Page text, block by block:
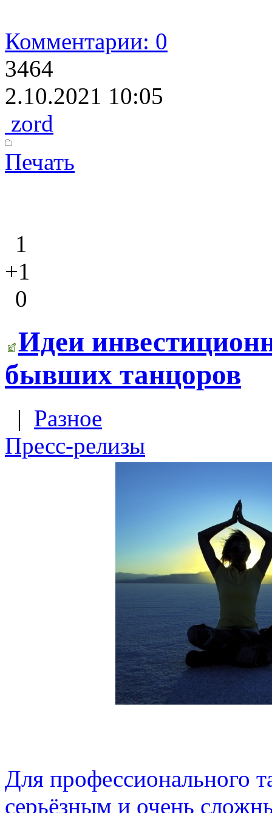
Комментарии: 0
3464
2.10.2021 10:05
zord
Печать
1
+1
0
Идеи
бывших танцоров
| Разное
Пресс-релизы
Для профессионального
серьёзным и очень